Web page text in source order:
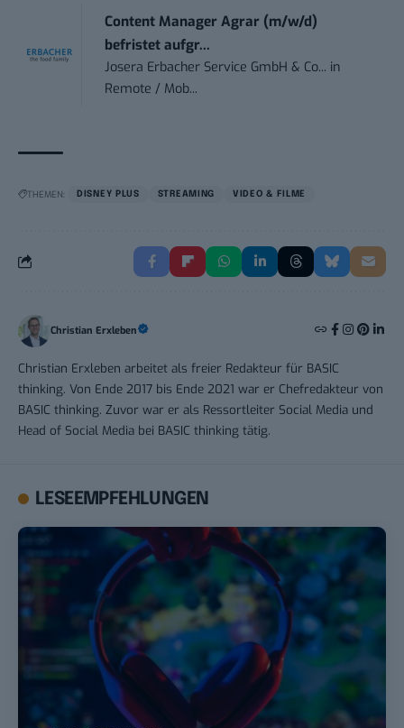
Content Manager Agrar (m/w/d)
befristet aufgr...
Josera Erbacher Service GmbH & Co... in
Remote / Mob...
THEMEN: DISNEY PLUS STREAMING VIDEO & FILME
Christian Erxleben
Christian Erxleben arbeitet als freier Redakteur für BASIC
thinking. Von Ende 2017 bis Ende 2021 war er Chefredakteur von
BASIC thinking. Zuvor war er als Ressortleiter Social Media und
Head of Social Media bei BASIC thinking tätig.
LESEEMPFEHLUNGEN